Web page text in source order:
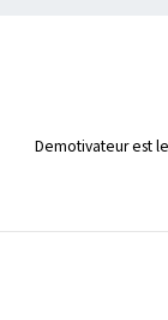
Demotivateur est